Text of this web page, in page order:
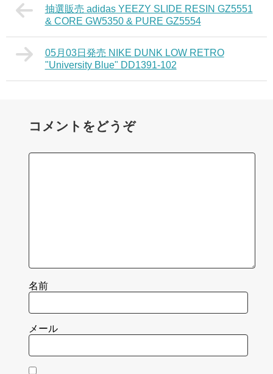
抽選販売 adidas YEEZY SLIDE RESIN GZ5551
& CORE GW5350 & PURE GZ5554
05月03日発売 NIKE DUNK LOW RETRO
"University Blue" DD1391-102
コメントをどうぞ
名前
メール